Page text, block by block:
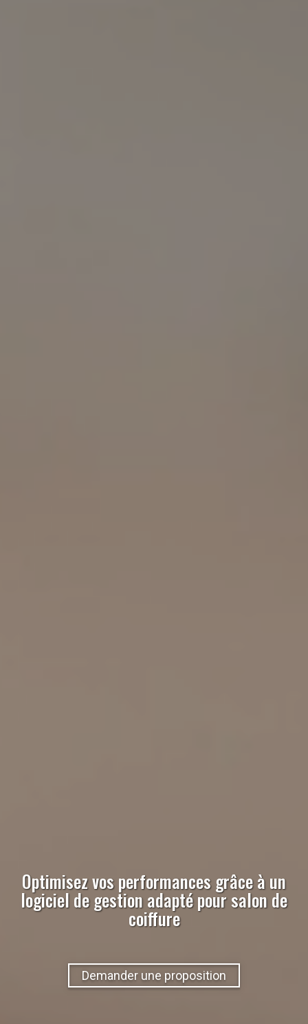
Optimisez vos performances grâce à un
logiciel de gestion adapté poursalon de
coiffure
Demander une proposition